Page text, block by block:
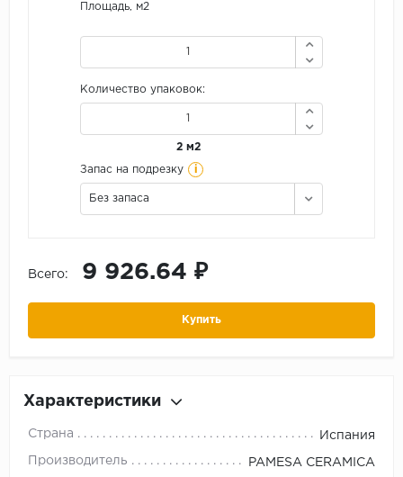
Площадь, м2
Количество упаковок:
2 м2
Запас на подрезку i
Без запаса
Всего: 9 926.64 ₽
Купить
Характеристики
Страна Испания
Производитель PAMESA CERAMICA